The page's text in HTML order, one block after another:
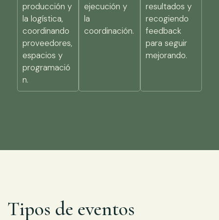
producción y
la logística,
coordinando
proveedores,
espacios y
programació
n.
ejecución y
la
coordinación.
resultados y
recogiendo
feedback
para seguir
mejorando.
Tipos de eventos